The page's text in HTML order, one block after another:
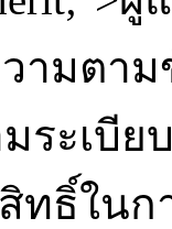
ามตา
ระเบีย
ทธิ์ในก